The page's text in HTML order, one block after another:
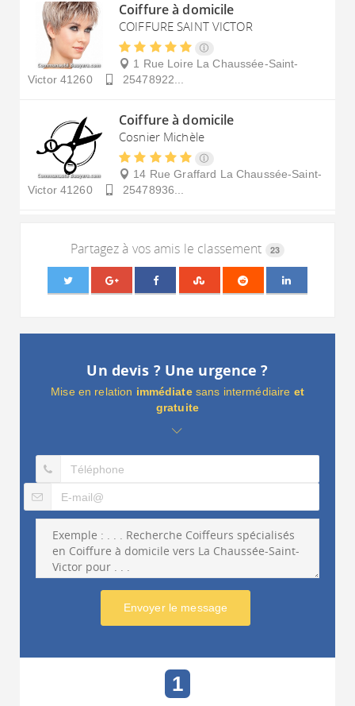
Coiffure à domicile
COIFFURE SAINT VICTOR
1 Rue Loire La Chaussée-Saint-
Victor 41260 25478922...
Coiffure à domicile
Cosnier Michèle
14 Rue Graffard La Chaussée-Saint-
Victor 41260 25478936...
Partagez à vos amis le classement 23
Un devis ? Une urgence ?
Mise en relation immédiatesans intermédiaire et
gratuite
Envoyer le message
1